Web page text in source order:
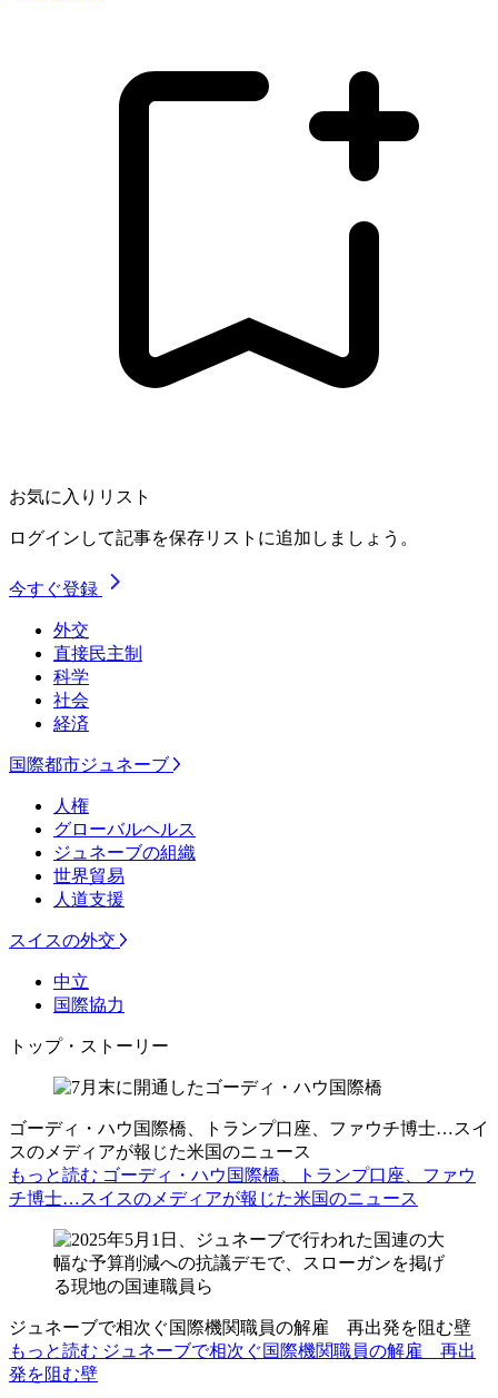
お気に入りリスト
ログインして記事を保存リストに追加しましょう。
今すぐ登録
外交
直接民主制
科学
社会
経済
国際都市ジュネーブ
人権
グローバルヘルス
ジュネーブの組織
世界貿易
人道支援
スイスの外交
中立
国際協力
トップ・ストーリー
ゴーディ・ハウ国際橋、トランプ口座、ファウチ博士…スイ
スのメディアが報じた米国のニュース
もっと読む ゴーディ・ハウ国際橋、トランプ口座、ファウ
チ博士…スイスのメディアが報じた米国のニュース
ジュネーブで相次ぐ国際機関職員の解雇 再出発を阻む壁
もっと読む ジュネーブで相次ぐ国際機関職員の解雇 再出
発を阻む壁